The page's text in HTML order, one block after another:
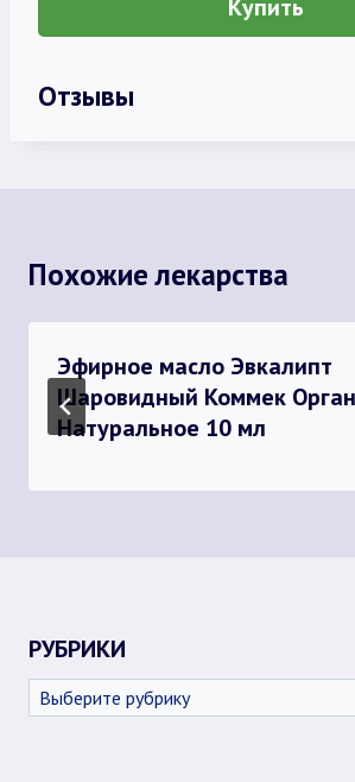
Купить
Отзывы
Похожие лекарства
Эфирное масло Эвкалипт
Шаровидный Коммек
Натуральное 10 мл
РУБРИКИ
Рубрики